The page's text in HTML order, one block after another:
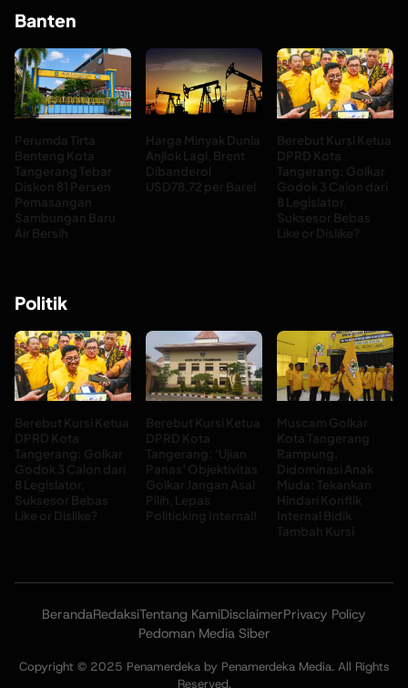
Banten
Perumda Tirta
Benteng Kota
Tangerang Tebar
Diskon 81 Persen
Pemasangan
Sambungan Baru
Air Bersih
Harga Minyak Dunia
Anjlok Lagi, Brent
Dibanderol
USD78,72 per Barel
Berebut Kursi Ketua
DPRD Kota
Tangerang: Golkar
Godok 3 Calon dari
8 Legislator,
Suksesor Bebas
Like or Dislike?
Politik
Berebut Kursi Ketua
DPRD Kota
Tangerang: Golkar
Godok 3 Calon dari
8 Legislator,
Suksesor Bebas
Like or Dislike?
Berebut Kursi Ketua
DPRD Kota
Tangerang: ‘Ujian
Panas’ Objektivitas
Golkar Jangan Asal
Pilih, Lepas
Politicking Internal!
Muscam Golkar
Kota Tangerang
Rampung,
Didominasi Anak
Muda: Tekankan
Hindari Konflik
Internal Bidik
Tambah Kursi
BerandaRedaksiTentang KamiDisclaimerPrivacy Policy
Pedoman Media Siber
Copyright © 2025 Penamerdeka by Penamerdeka Media. All Rights
Reserved.